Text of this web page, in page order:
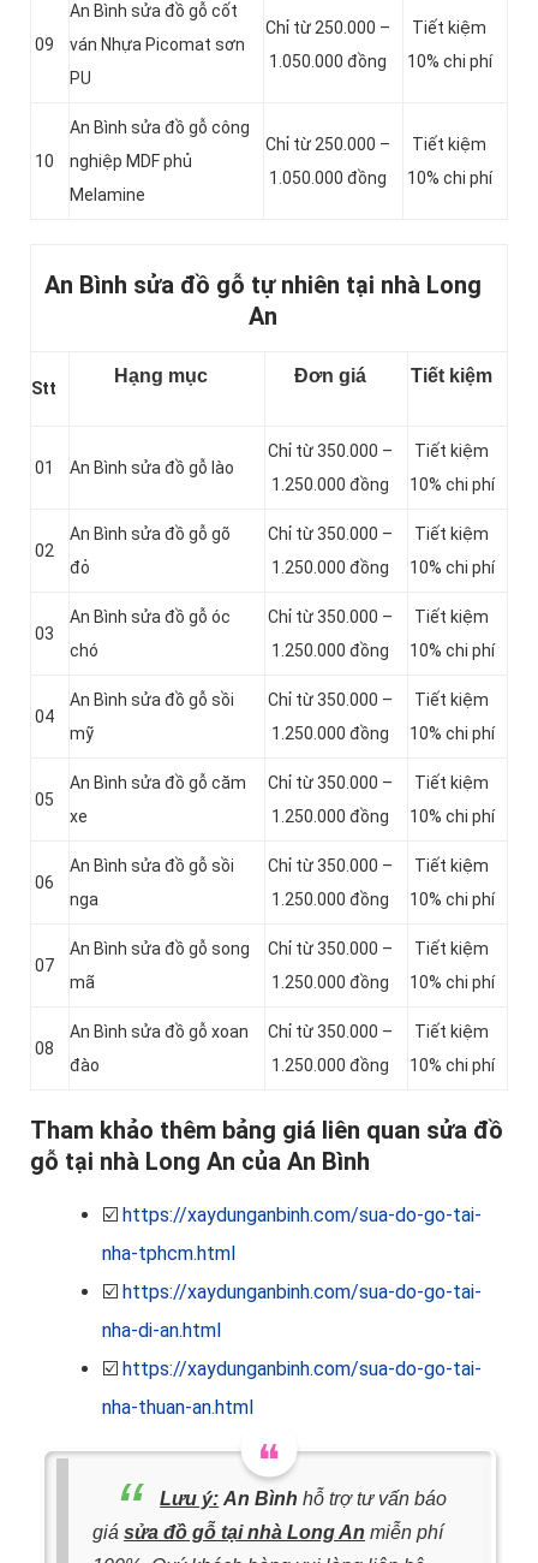
09
An Bình sửa đồ gỗ cốt
ván Nhựa Picomat sơn
PU
Chỉ từ 250.000 –
1.050.000 đồng
Tiết kiệm
10% chi phí
10
An Bình sửa đồ gỗ công
nghiệp MDF phủ
Melamine
Chỉ từ 250.000 –
1.050.000 đồng
Tiết kiệm
10% chi phí
An Bình sửa đồ gỗ tự nhiên tại nhà Long
An
Stt
Hạng mục Đơn giá Tiết kiệm
01 An Bình sửa đồ gỗ lào
Chỉ từ 350.000 –
1.250.000 đồng
Tiết kiệm
10% chi phí
02
An Bình sửa đồ gỗ gõ
đỏ
Chỉ từ 350.000 –
1.250.000 đồng
Tiết kiệm
10% chi phí
03
An Bình sửa đồ gỗ óc
chó
Chỉ từ 350.000 –
1.250.000 đồng
Tiết kiệm
10% chi phí
04
An Bình sửa đồ gỗ sồi
mỹ
Chỉ từ 350.000 –
1.250.000 đồng
Tiết kiệm
10% chi phí
05
An Bình sửa đồ gỗ căm
xe
Chỉ từ 350.000 –
1.250.000 đồng
Tiết kiệm
10% chi phí
06
An Bình sửa đồ gỗ sồi
nga
Chỉ từ 350.000 –
1.250.000 đồng
Tiết kiệm
10% chi phí
07
An Bình sửa đồ gỗ song
mã
Chỉ từ 350.000 –
1.250.000 đồng
Tiết kiệm
10% chi phí
08
An Bình sửa đồ gỗ xoan
đào
Chỉ từ 350.000 –
1.250.000 đồng
Tiết kiệm
10% chi phí
Tham khảo thêm bảng giá liên quan sửa đồ
gỗ tại nhà Long An của An Bình
☑️ https://xaydunganbinh.com/sua-do-go-tai-
nha-tphcm.html
☑️ https://xaydunganbinh.com/sua-do-go-tai-
nha-di-an.html
☑️ https://xaydunganbinh.com/sua-do-go-tai-
nha-thuan-an.html
Lưu ý: An Bình hỗ trợ tư vấn báo
giá sửa đồ gỗ tại nhà Long An miễn phí